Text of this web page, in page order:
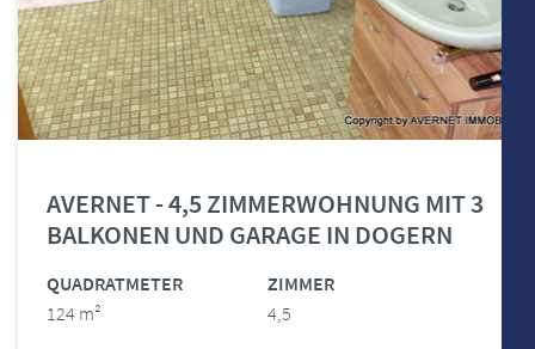
AVERNET - 4,5 ZIMMERWOHNUNG MIT 3
BALKONEN UND GARAGE IN DOGERN
QUADRATMETER
124 m²
ZIMMER
4,5